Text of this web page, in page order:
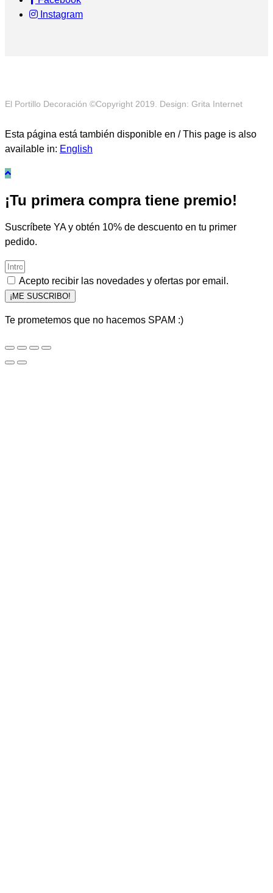
Instagram
El Portillo Decoración ©Copyright 2019. Design: Grita Internet
Esta página está también disponible en / This page is also
available in: English
¡Tu primera compra tiene premio!
Suscríbete YA y obtén 10% de descuento en tu primer
pedido.
Acepto recibir las novedades y ofertas por email.
¡ME SUSCRIBO!
Te prometemos que no hacemos SPAM :)